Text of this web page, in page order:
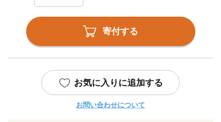
寄付する
お気に入りに追加する
お問い合わせについて